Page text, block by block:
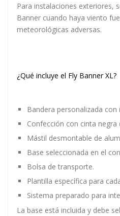
Para instalaciones exteriores,
Banner cuando haya viento
meteorológicas adversas.
¿Qué incluye el Fly Banner XL?
Bandera personalizada con
Confección con cinta negra
Mástil desmontable de
Base seleccionada en el
Bolsa de transporte.
Plantilla específica para
Sistema preparado para
La base está incluida y debe